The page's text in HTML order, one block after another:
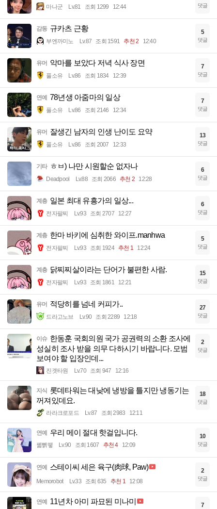
마나군 Lv.81 조회 1299 12:44 댓글
감동 규카츠 근황
부엔까미노 Lv.87 조회 1591 추천 2 12:40
5
댓글
유머 악마를 보았다 저녁 식사 장면
풀소유 Lv.86 조회 1834 12:39
7
댓글
연예 78년생 아줌마의 일상
풀소유 Lv.86 조회 2146 12:34
7
댓글
유머 잘생긴 남자의 인생 난이도 요약
풀소유 Lv.86 조회 2007 12:33
13
댓글
기타 ㅎㅂ) 나만 시원할순 없자나
Deadpool Lv.88 조회 2066 추천 2 12:28
6
댓글
계층 일본 최대 유흥가의 일상...
전자팔찌 Lv.93 조회 2707 12:27
6
댓글
계층 한마 바키에 심취한 와이프.manhwa
전자팔찌 Lv.93 조회 1924 추천 1 12:24
5
댓글
계층 닭찌찌살이라는 단어가 불편한 사람.
전자팔찌 Lv.93 조회 1861 12:21
15
댓글
유머 적당히를 넘네 커피가..
드라고노브 Lv.90 조회 2289 12:18
27
댓글
이슈 한동훈 국회의원 국가 공권력의 소환 조사에
성실히 조사 받을 의무 다하시기 바랍니다. 모범
보여야 할 입장인데...
진겟타원 Lv.70 조회 947 12:16
2
댓글
지식
롯데타워는 대낮에 냉방을 틀지만 냉동기는
꺼져있데요.
라라크로포드 Lv.87 조회 2983 12:11
18
댓글
연예 우리 메이 절대 핫걸입니다.
꿻뻵뗗 Lv.90 조회 1607 추천 4 12:09
10
댓글
연예 스테이씨 세은 육구(肉球, Paw)
Memorobot Lv.33 조회 635 추천 1 12:08
2
댓글
연예 11년차 아미 파묘된 미나미 7